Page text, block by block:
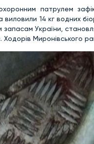
патрулем
14 кг водних
запасам України,
Миронівського